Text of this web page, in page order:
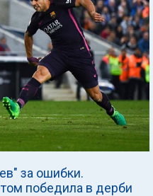
за ошибки.
победила в дерби